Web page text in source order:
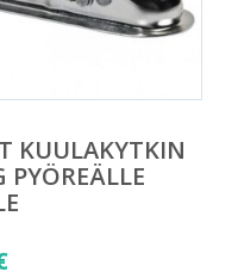
KUULAKYTKIN
PYÖREÄLLE